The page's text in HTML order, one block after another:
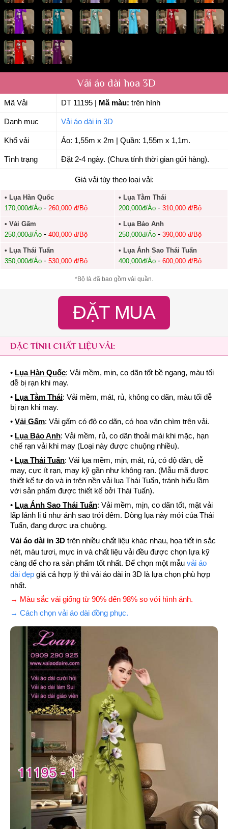
Vải áo dài hoa 3D
Mã Vải DT 11195 Mã màu: trên hình
Danh mục Vải áo dài in 3D
Khổ vải Áo: 1,55m x 2m | Quần: 1,55m x 1,1m.
Tình trạng Đặt 2-4 ngày. (Chưa tính thời gian gửi hàng).
Giá vải tùy theo loại vải:
• Lụa Hàn Quốc
170,000đ/Áo - 260,000 đ/Bộ
• Lụa Tằm Thái
200,000đ/Áo- 310,000 đ/Bộ
• Vải Gấm
250,000đ/Áo - 400,000 đ/Bộ
• Lụa Bảo Anh
250,000đ/Áo- 390,000 đ/Bộ
• Lụa Thái Tuấn
350,000đ/Áo - 530,000 đ/Bộ
• Lụa Ánh Sao Thái Tuấn
400,000đ/Áo- 600,000 đ/Bộ
*Bộ là đã bao gồm vải quần.
ĐẶT MUA
ĐẶC TÍNH CHẤT LIỆU VẢI:
• Lụa Hàn Quốc: Vải mềm, mịn, co dãn tốt bề ngang, màu tối
dễ bị rạn khi may.
• Lụa Tằm Thái: Vải mềm, mát, rủ, không co dãn, màu tối dễ
bị rạn khi may.
• Vải Gấm: Vải gấm có độ co dãn, có hoa văn chìm trên vải.
• Lụa Bảo Anh: Vải mềm, rủ, co dãn thoải mái khi mặc, hạn
chế rạn vải khi may (Loại này được chuộng nhiều).
• Lụa Thái Tuấn: Vải lụa mềm, mịn, mát, rủ, có độ dãn, dễ
may, cực ít rạn, may kỹ gần như không rạn. (Mẫu mã được
thiết kế tự do và in trên nền vải lụa Thái Tuấn, tránh hiểu lầm
với sản phẩm được thiết kế bởi Thái Tuấn).
• Lụa Ánh Sao Thái Tuấn: Vải mềm, mịn, co dãn tốt, mặt vải
lấp lánh li ti như ánh sao trới đêm. Dòng lụa này mới của Thái
Tuấn, đang được ưa chuộng.
Vải áo dài in 3D trên nhiều chất liệu khác nhau, họa tiết in sắc
nét, màu tươi, mực in và chất liệu vải đều được chọn lựa kỹ
càng để cho ra sản phẩm tốt nhất. Để chọn một mẫu vải áo
dài đẹp giá cả hợp lý thì vải áo dài in 3D là lựa chọn phù hợp
nhất.
→ Màu sắc vải giống từ 90% đến 98% so với hình ảnh.
→ Cách chọn vải áo dài đồng phục.